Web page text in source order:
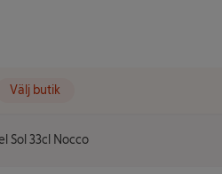
Välj butik
Sol 33cl Nocco